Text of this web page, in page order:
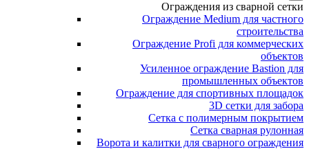
Ограждения из сварной сетки
Ограждение Medium для частного
строительства
Ограждение Profi для коммерческих
объектов
Усиленное ограждение Bastion для
промышленных объектов
Ограждение для спортивных площадок
3D сетки для забора
Сетка с полимерным покрытием
Сетка сварная рулонная
Ворота и калитки для сварного ограждения